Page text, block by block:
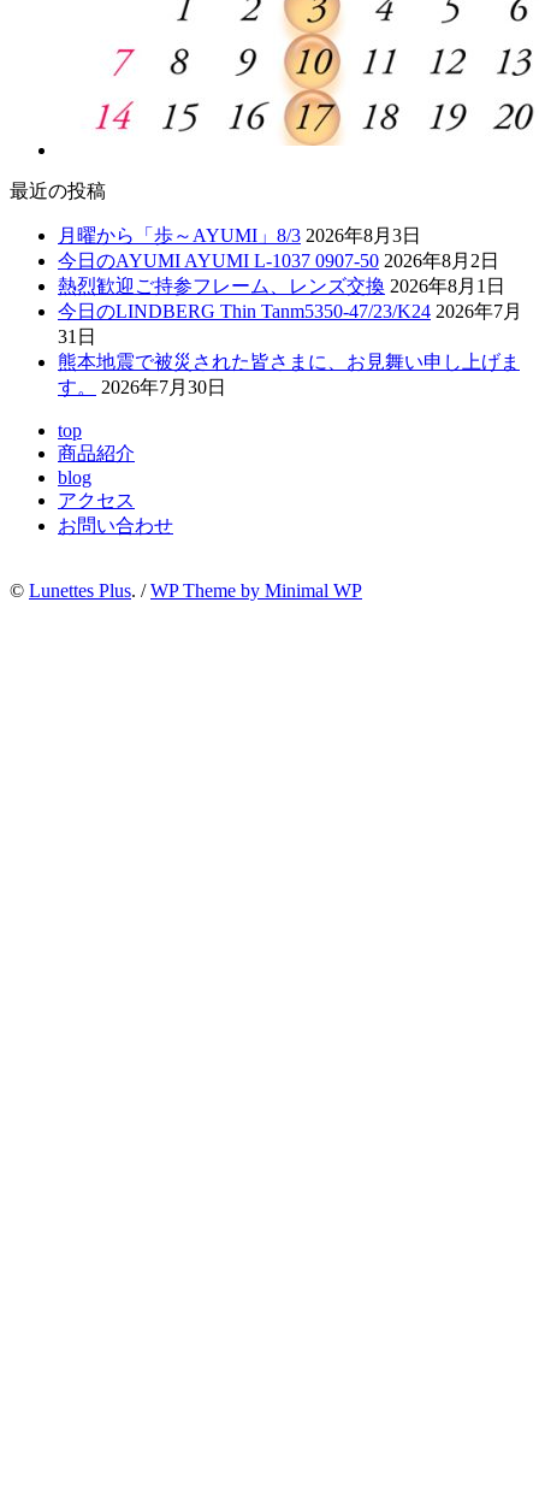
最近の投稿
月曜から「歩～AYUMI」8/3 2026年8月3日
今日のAYUMI AYUMI L-1037 0907-50 2026年8月2日
熱烈歓迎ご持参フレーム、レンズ交換 2026年8月1日
今日のLINDBERG Thin Tanm5350-47/23/K24 2026年7月
31日
熊本地震で被災された皆さまに、お見舞い申し上げま
す。
2026年7月30日
top
商品紹介
blog
アクセス
お問い合わせ
© Lunettes Plus. /WP Theme by Minimal WP